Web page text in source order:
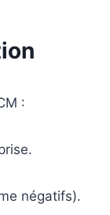
:
négatifs).